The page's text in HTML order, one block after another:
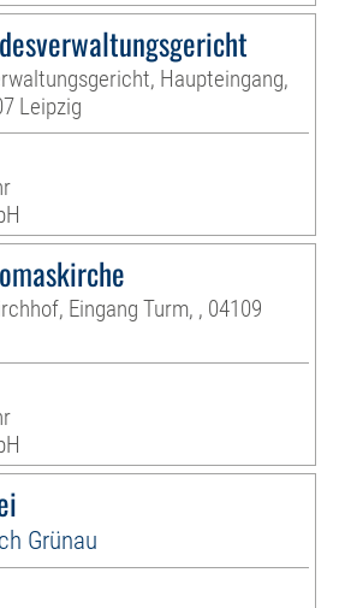
Haupteingang,
Leipzig
Eingang Turm, , 04109
Grünau